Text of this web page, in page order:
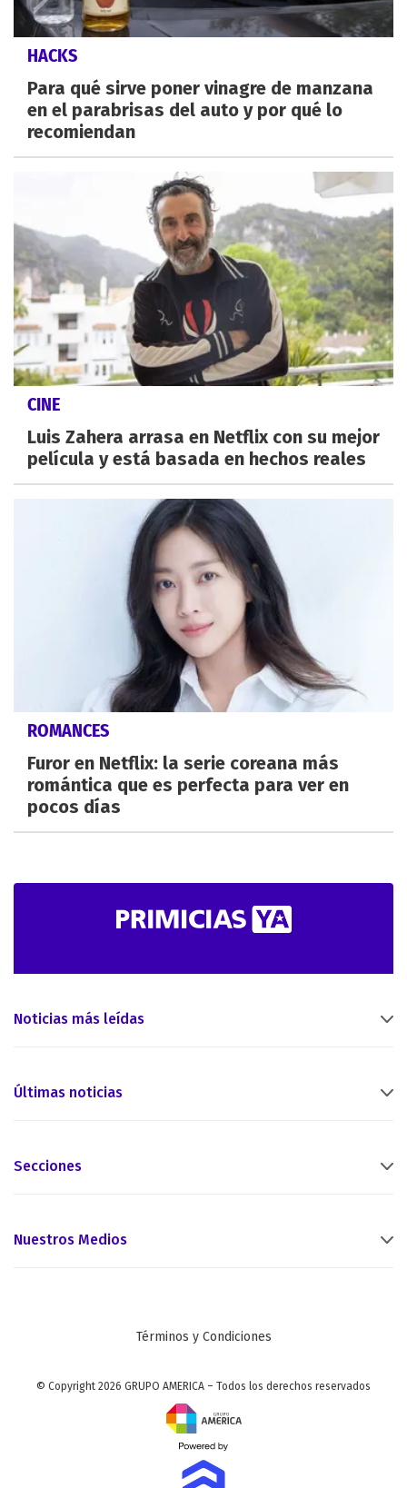
HACKS
Para qué sirve poner vinagre de manzana
en el parabrisas del auto y por qué lo
recomiendan
CINE
Luis Zahera arrasa en Netflix con su mejor
película y está basada en hechos reales
ROMANCES
Furor en Netflix: la serie coreana más
romántica que es perfecta para ver en
pocos días
Noticias más leídas
Últimas noticias
Secciones
Nuestros Medios
Términos y Condiciones
© Copyright 2026 GRUPO AMERICA – Todos los derechos reservados